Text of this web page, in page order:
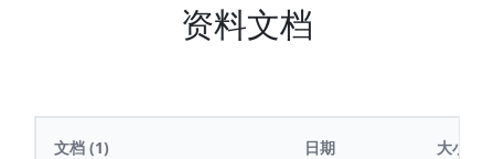
资料文档
文档 (1) 日期 大小